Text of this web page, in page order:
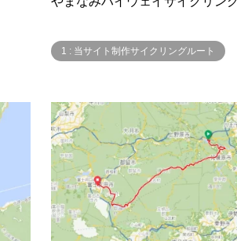
1 : 当サイト制作サイクリングルート